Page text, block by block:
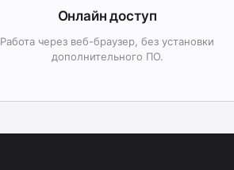
Онлайн доступ
Работа через веб-браузер, без установки
дополнительного ПО.